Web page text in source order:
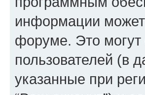
информации
форуме. Это
пользователей (в
указанные при